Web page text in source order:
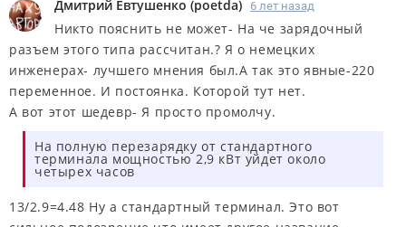
Дмитрий Евтушенко (poetda) 6 лет назад
Никто пояснить не может- На че зарядочный
разъем этого типа рассчитан.? Я о немецких
инженерах- лучшего мнения был.А так это явные-220
переменное. И постоянка. Которой тут нет.
А вот этот шедевр- Я просто промолчу.
На полную перезарядку от стандартного
терминала мощностью 2,9 кВт уйдет около
четырех часов
13/2.9=4.48 Ну астандартный терминал. Это вот